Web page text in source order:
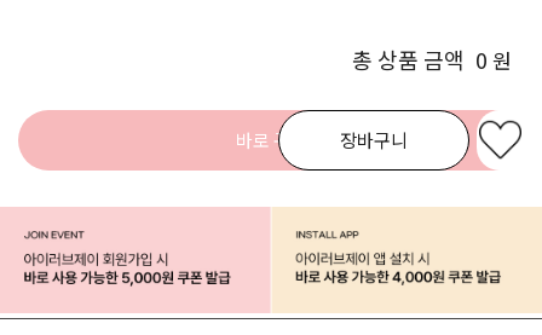
총 상품 금액 0 원
장바구니
바로 구매